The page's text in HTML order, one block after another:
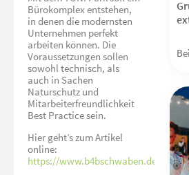
Bürokomplex entstehen,
in denen die modernsten
Unternehmen perfekt
arbeiten können. Die
Voraussetzungen sollen
sowohl technisch, als
auch in Sachen
Naturschutz und
Mitarbeiterfreundlichkeit
Best Practice sein.
Hier geht’s zum Artikel
online:
https://www.b4bschwaben.de